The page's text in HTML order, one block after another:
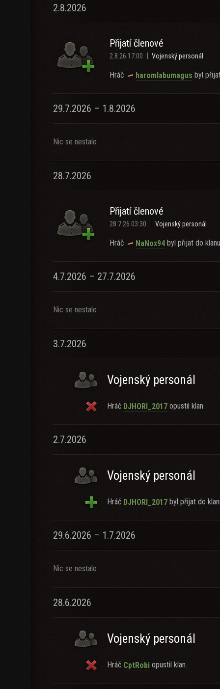
2.8.2026
Přijatí členové
2.8.26 17:00 Vojenský personál
Hráč haromlabumagus byl
29.7.2026 – 1.8.2026
Nic se nestalo
28.7.2026
Přijatí členové
28.7.26 03:30 Vojenský personál
Hráč NaNox94 byl přijat do
4.7.2026 – 27.7.2026
Nic se nestalo
3.7.2026
Vojenský personál
Hráč DJHORI_2017 opustil klan.
2.7.2026
Vojenský personál
Hráč DJHORI_2017 byl přijat do
29.6.2026 – 1.7.2026
Nic se nestalo
28.6.2026
Vojenský personál
Hráč CptRobi opustil klan.